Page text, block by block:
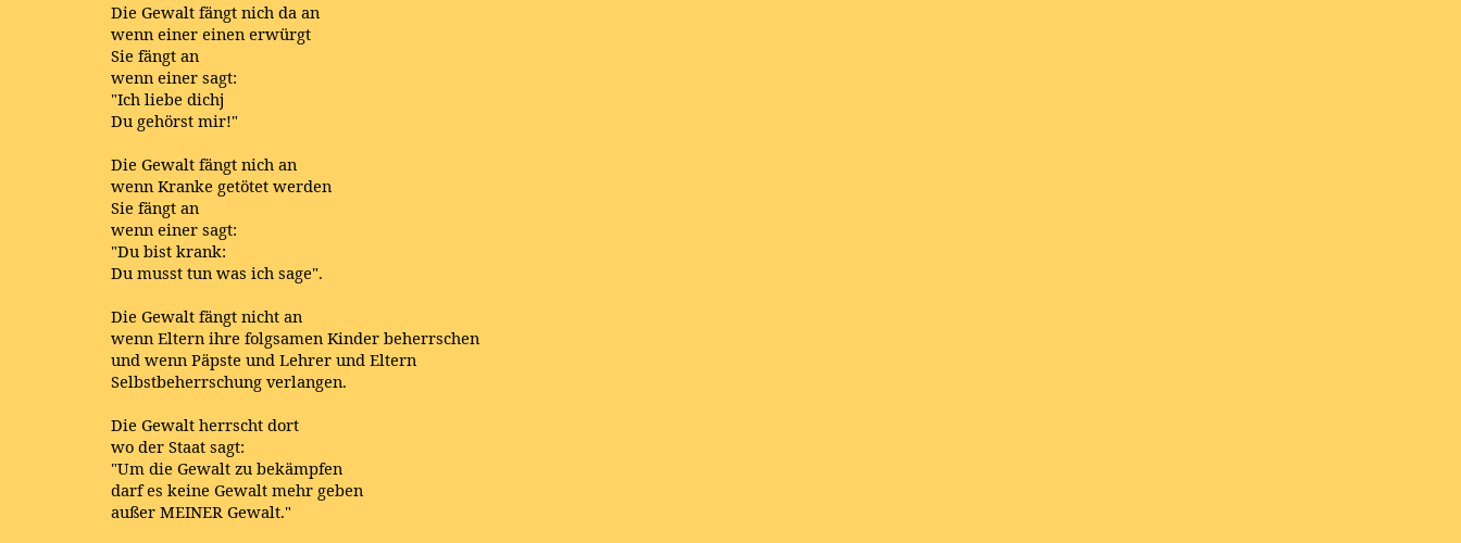
Die Gewalt fängt nich da an
wenn einer einen erwürgt
Sie fängt an
wenn einer sagt:
"Ich liebe dichj
Du gehörst mir!"
Die Gewalt fängt nich an
wenn Kranke getötet werden
Sie fängt an
wenn einer sagt:
"Du bist krank:
Du musst tun was ich sage".
Die Gewalt fängt nicht an
wenn Eltern ihre folgsamen Kinder beherrschen
und wenn Päpste und Lehrer und Eltern
Selbstbeherrschung verlangen.
Die Gewalt herrscht dort
wo der Staat sagt:
"Um die Gewalt zu bekämpfen
darf es keine Gewalt mehr geben
außer MEINER Gewalt."